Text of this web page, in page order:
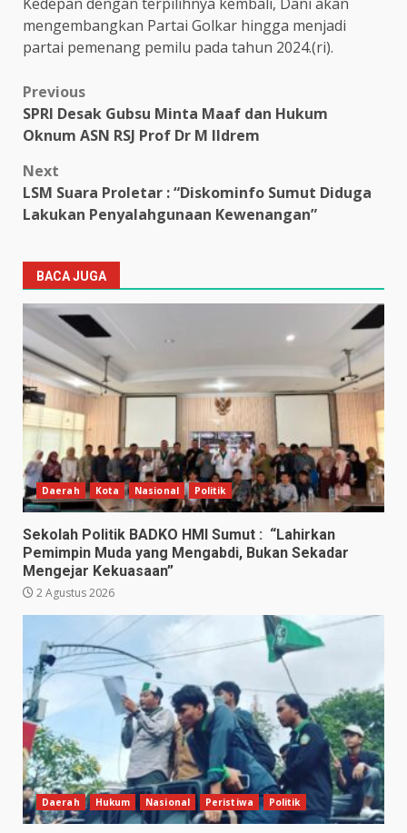
mengembangkan Partai Golkar hingga menjadi
partai pemenang pemilu pada tahun 2024.(ri).
Post
navigation
Previous
SPRI Desak Gubsu Minta Maaf dan Hukum
Oknum ASN RSJ Prof Dr M Ildrem
Next
LSM Suara Proletar : “Diskominfo Sumut Diduga
Lakukan Penyalahgunaan Kewenangan”
BACA JUGA
Daerah Kota Nasional Politik
Sekolah Politik BADKO HMI Sumut : “Lahirkan
Pemimpin Muda yang Mengabdi, Bukan Sekadar
Mengejar Kekuasaan”
2 Agustus 2026
Daerah Hukum Nasional Peristiwa Politik